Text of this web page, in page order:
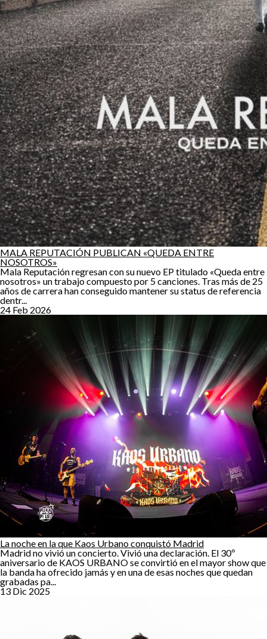
MALA REPUTACIÓN PUBLICAN «QUEDA ENTRE
NOSOTROS»
Mala Reputación regresan con su nuevo EP titulado «Queda entre
nosotros» un trabajo compuesto por 5 canciones. Tras más de 25
años de carrera han conseguido mantener su status de referencia
dentr...
24 Feb 2026
La noche en la que Kaos Urbano conquistó Madrid
Madrid no vivió un concierto. Vivió una declaración. El 30º
aniversario de KAOS URBANO se convirtió en el mayor show que
la banda ha ofrecido jamás y en una de esas noches que quedan
grabadas pa...
13 Dic 2025